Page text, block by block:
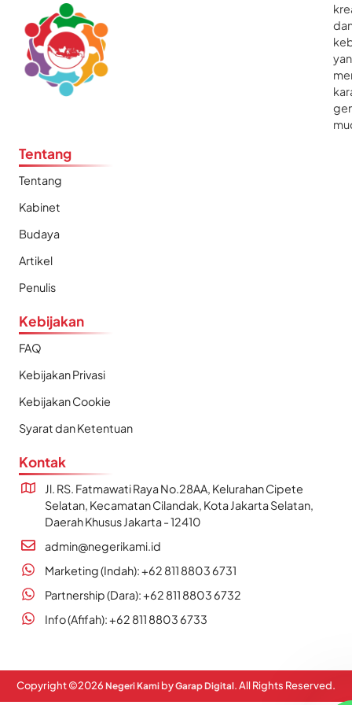
Tentang
Tentang
Kabinet
Budaya
Artikel
Penulis
Kebijakan
FAQ
Kebijakan Privasi
Kebijakan Cookie
Syarat dan Ketentuan
Kontak
Jl. RS. Fatmawati Raya No.28AA, Kelurahan Cipete
Selatan, Kecamatan Cilandak, Kota Jakarta Selatan,
Daerah Khusus Jakarta - 12410
admin@negerikami.id
Marketing (Indah): +62 811 8803 6731
Partnership (Dara): +62 811 8803 6732
Info (Afifah): +62 811 8803 6733
Copyright ©2026 Negeri Kami byGarap Digital. All Rights Reserved.